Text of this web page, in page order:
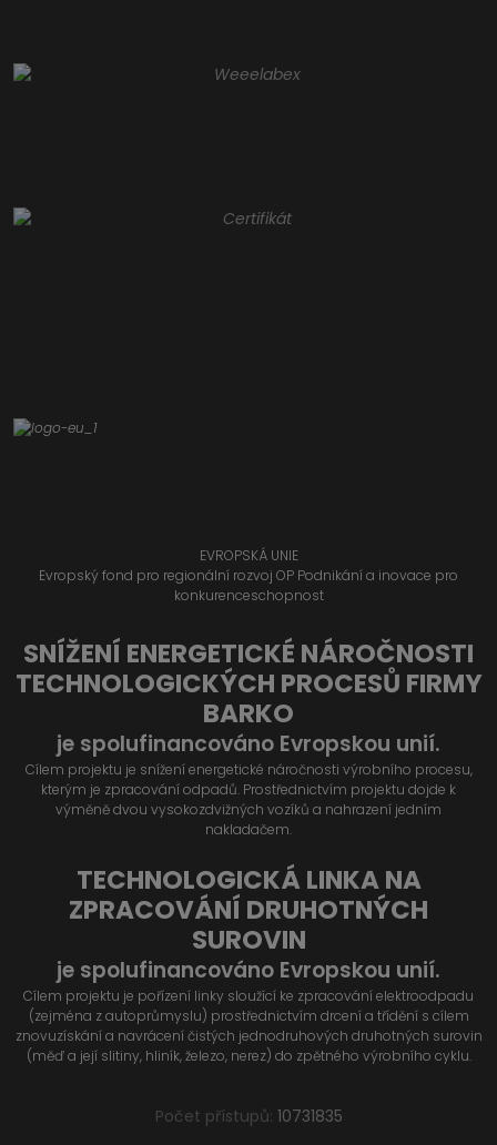
EVROPSKÁ UNIE
Evropský fond pro regionální rozvoj OP Podnikání a inovace pro
konkurenceschopnost
SNÍŽENÍ ENERGETICKÉ NÁROČNOSTI
TECHNOLOGICKÝCH PROCESŮ FIRMY
BARKO
je spolufinancováno Evropskou unií.
Cílem projektu je snížení energetické náročnosti výrobního procesu,
kterým je zpracování odpadů. Prostřednictvím projektu dojde k
výměně dvou vysokozdvižných vozíků a nahrazení jedním
nakladačem.
TECHNOLOGICKÁ LINKA NA
ZPRACOVÁNÍ DRUHOTNÝCH
SUROVIN
je spolufinancováno Evropskou unií.
Cílem projektu je pořízení linky sloužící ke zpracování elektroodpadu
(zejména z autoprůmyslu) prostřednictvím drcení a třídění s cílem
znovuzískání a navrácení čistých jednodruhových druhotných surovin
(měď a její slitiny, hliník, železo, nerez) do zpětného výrobního cyklu.
Počet přístupů: 10731835